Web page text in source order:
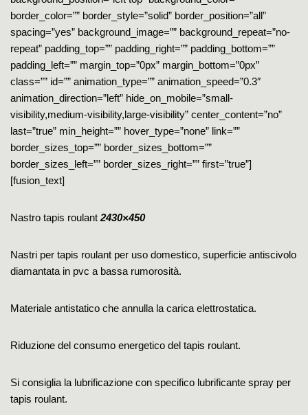
border_color=”” border_style=”solid” border_position=”all”
spacing=”yes” background_image=”” background_repeat=”no-
repeat” padding_top=”” padding_right=”” padding_bottom=””
padding_left=”” margin_top=”0px” margin_bottom=”0px”
class=”” id=”” animation_type=”” animation_speed=”0.3″
animation_direction=”left” hide_on_mobile=”small-
visibility,medium-visibility,large-visibility” center_content=”no”
last=”true” min_height=”” hover_type=”none” link=””
border_sizes_top=”” border_sizes_bottom=””
border_sizes_left=”” border_sizes_right=”” first=”true”]
[fusion_text]
Nastro tapis roulant 2430×450
Nastri per tapis roulant per uso domestico, superficie antiscivolo
diamantata in pvc a bassa rumorosità.
Materiale antistatico che annulla la carica elettrostatica.
Riduzione del consumo energetico del tapis roulant.
Si consiglia la lubrificazione con specifico lubrificante spray per
tapis roulant.